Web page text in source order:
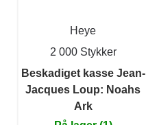
Heye
2 000 Stykker
Beskadiget kasse Jean-
Jacques Loup: Noahs
Ark